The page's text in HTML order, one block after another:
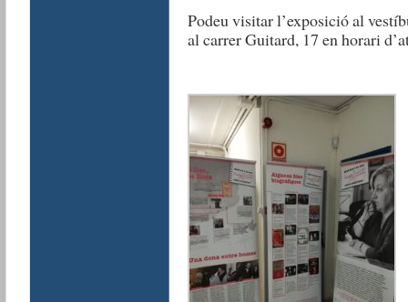
Podeu visitar l’exposició al
al carrer Guitard, 17 en horari